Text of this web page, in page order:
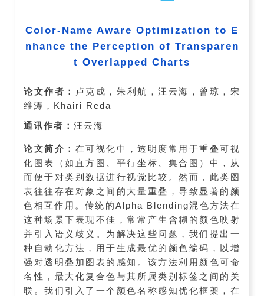
Color-Name Aware Optimization to E
nhance the Perception of Transparen
t Overlapped Charts
论文作者：
卢克成，朱利航，汪云海，曾琼，宋
维涛，Khairi Reda
通讯作者：汪云海
论文简介： 在可视化中，透明度常用于重叠可视
化图表（如直方图、平行坐标、集合图）中，从
而便于对类别数据进行视觉比较。然而，此类图
表往往存在对象之间的大量重叠，导致显著的颜
色相互作用。传统的Alpha Blending混色方法在
这种场景下表现不佳，常常产生含糊的颜色映射
并引入语义歧义。为解决这些问题，我们提出一
种自动化方法，用于生成最优的颜色编码，以增
强对透明叠加图表的感知。该方法利用颜色可命
名性，最大化复合色与其所属类别标签之间的关
联。我们引入了一个颜色名称感知优化框架，在